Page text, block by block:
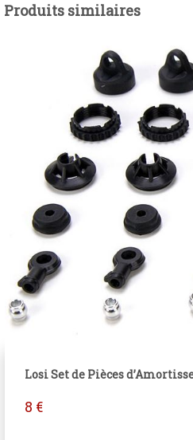
Produits similaires
Losi Set de Pièces
8 €